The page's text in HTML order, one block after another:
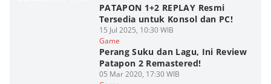
PATAPON 1+2 REPLAY Resmi
Tersedia untuk Konsol dan PC!
15 Jul 2025, 10:30 WIB
Game
Perang Suku dan Lagu, Ini Review
Patapon 2 Remastered!
05 Mar 2020, 17:30 WIB